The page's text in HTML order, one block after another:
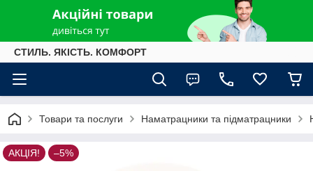
СТИЛЬ. ЯКІСТЬ. КОМФОРТ
Товари та послуги Наматрацники та підматрацники
АКЦІЯ! –5%